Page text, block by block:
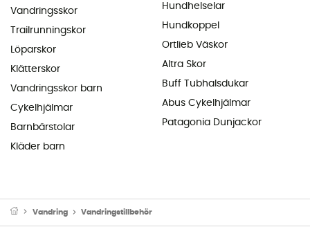
Vandringsskor
Trailrunningskor
Löparskor
Klätterskor
Vandringsskor barn
Cykelhjälmar
Barnbärstolar
Kläder barn
Hundhelselar
Hundkoppel
Ortlieb Väskor
Altra Skor
Buff Tubhalsdukar
Abus Cykelhjälmar
Patagonia Dunjackor
Vandring Vandringstillbehör